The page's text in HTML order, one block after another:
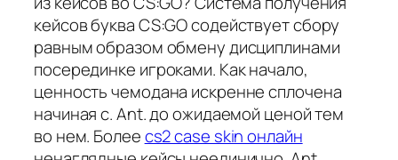
кейсов буква CS:GO содействует сбору
равным образом обмену дисциплинами
посерединке игроками. Как начало,
ценность чемодана искренне сплочена
начиная с. Ant. до ожидаемой ценой тем
во нем. Болееcs2 case skin онлайн